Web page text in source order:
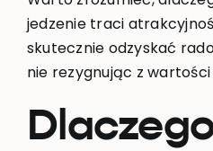
jedzenie traci
skutecznie odzyskać
nie rezygnując z